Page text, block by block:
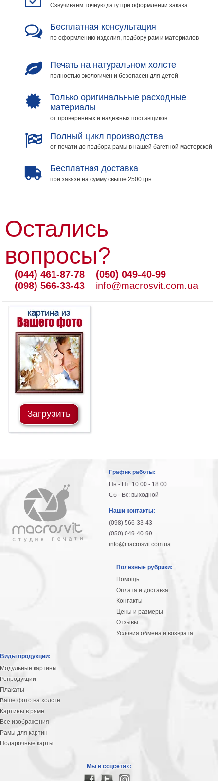
Озвучиваем точную дату при оформлении заказа
Бесплатная консультация
по оформлению изделия, подбору рам и материалов
Печать на натуральном холсте
полностью экологичен и безопасен для детей
Только оригинальные расходные
материалы
от проверенных и надежных поставщиков
Полный цикл производства
от печати до подбора рамы в нашей багетной мастерской
Бесплатная доставка
при заказе на сумму свыше 2500 грн
Остались
вопросы?
(044) 461-87-78
(098) 566-33-43
(050) 049-40-99
info@macrosvit.com.ua
Загрузить
График работы:
Пн - Пт: 10:00 - 18:00
Сб - Вс: выходной
Наши контакты:
(098) 566-33-43
(050) 049-40-99
info@macrosvit.com.ua
Полезные рубрики:
Помощь
Оплата и доставка
Контакты
Цены и размеры
Отзывы
Условия обмена и возврата
Виды продукции:
Модульные картины
Репродукции
Плакаты
Ваше фото на холсте
Картины в раме
Все изображения
Рамы для картин
Подарочные карты
Мы в соцсетях: